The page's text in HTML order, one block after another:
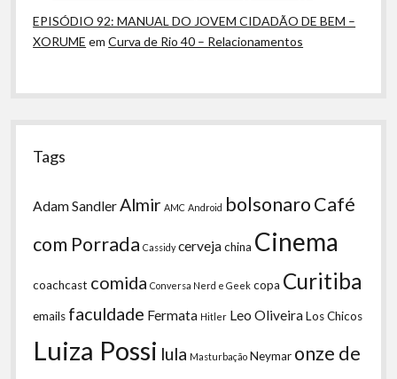
EPISÓDIO 92: MANUAL DO JOVEM CIDADÃO DE BEM –
XORUME emCurva de Rio 40 – Relacionamentos
Tags
Adam Sandler Almir AMC Android bolsonaroCafé
com Porrada Cassidy cervejachina Cinema
coachcast comida Conversa Nerd e Geek copa Curitiba
emails faculdade Fermata Hitler Leo OliveiraLos Chicos
Luiza Possi lula Masturbação Neymar onze de